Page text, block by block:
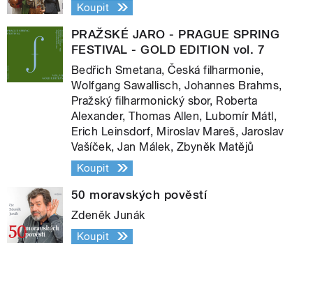
Koupit
PRAŽSKÉ JARO - PRAGUE SPRING
FESTIVAL - GOLD EDITION vol. 7
Bedřich Smetana, Česká filharmonie,
Wolfgang Sawallisch, Johannes Brahms,
Pražský filharmonický sbor, Roberta
Alexander, Thomas Allen, Lubomír Mátl,
Erich Leinsdorf, Miroslav Mareš, Jaroslav
Vašíček, Jan Málek, Zbyněk Matějů
Koupit
50 moravských pověstí
Zdeněk Junák
Koupit